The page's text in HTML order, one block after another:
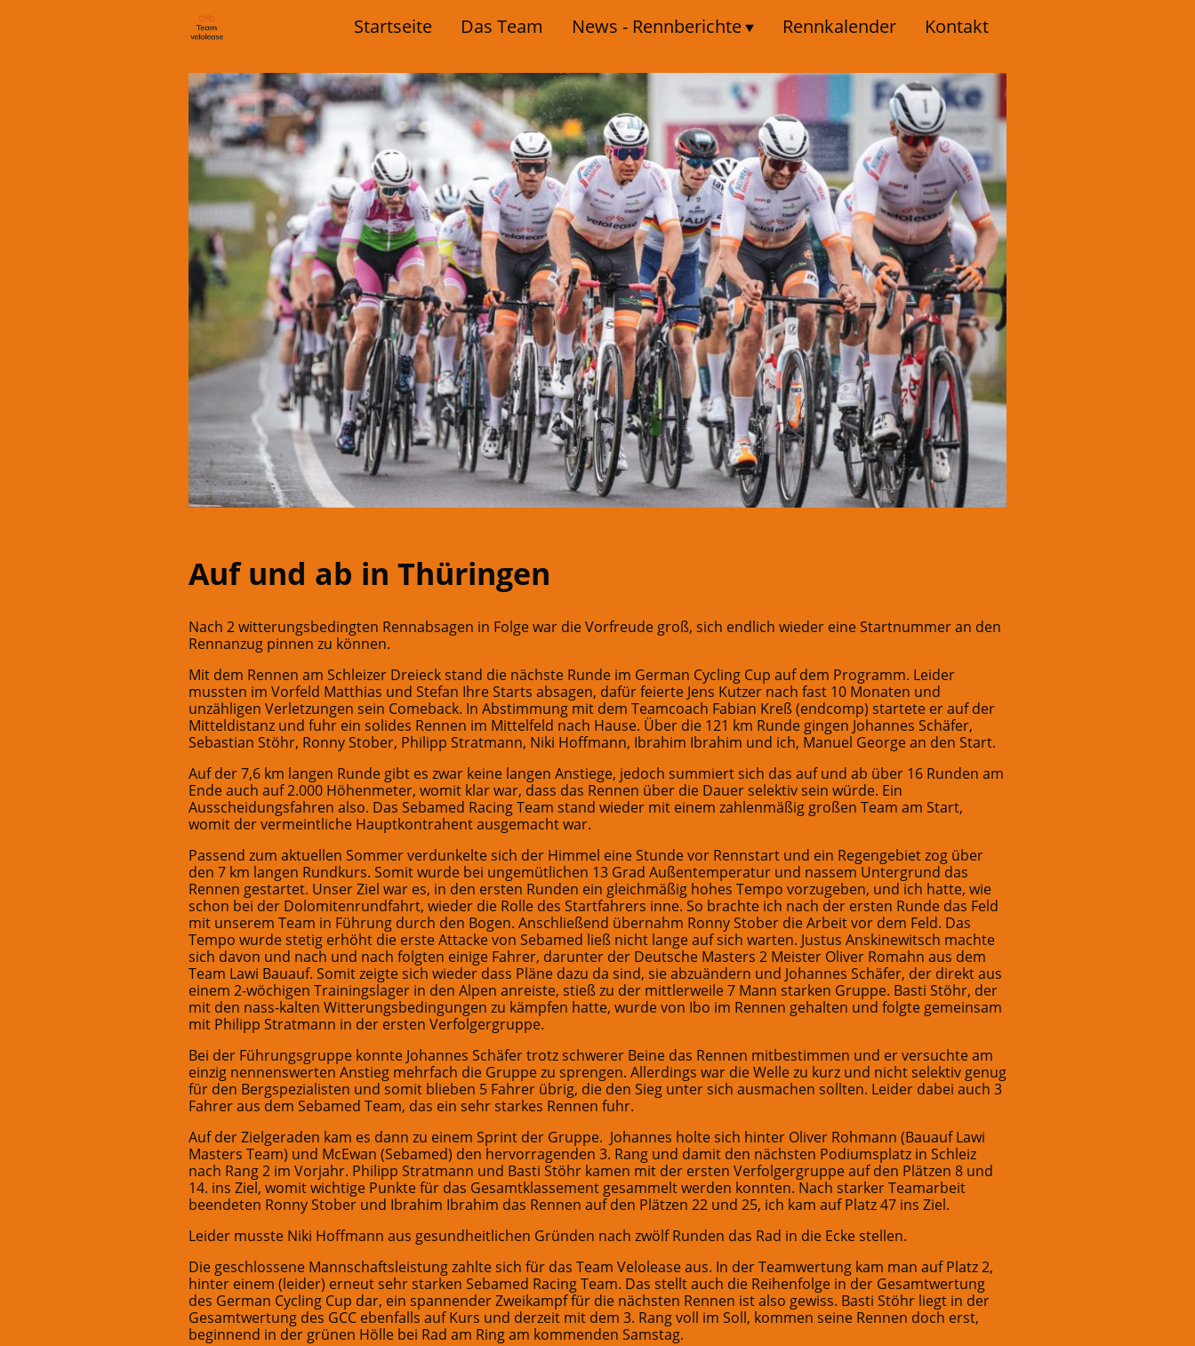
Startseite Das Team News - Rennberichte Rennkalender Kontakt
Auf und ab in Thüringen
Nach 2 witterungsbedingten Rennabsagen in Folge war die Vorfreude groß, sich endlich wieder eine Startnummer an den
Rennanzug pinnen zu können.
Mit dem Rennen am Schleizer Dreieck stand die nächste Runde im German Cycling Cup auf dem Programm. Leider
mussten im Vorfeld Matthias und Stefan Ihre Starts absagen, dafür feierte Jens Kutzer nach fast 10 Monaten und
unzähligen Verletzungen sein Comeback. In Abstimmung mit dem Teamcoach Fabian Kreß (endcomp) startete er auf der
Mitteldistanz und fuhr ein solides Rennen im Mittelfeld nach Hause. Über die 121 km Runde gingen Johannes Schäfer,
Sebastian Stöhr, Ronny Stober, Philipp Stratmann, Niki Hoffmann, Ibrahim Ibrahim und ich, Manuel George an den Start.
Auf der 7,6 km langen Runde gibt es zwar keine langen Anstiege, jedoch summiert sich das auf und ab über 16 Runden am
Ende auch auf 2.000 Höhenmeter, womit klar war, dass das Rennen über die Dauer selektiv sein würde. Ein
Ausscheidungsfahren also. Das Sebamed Racing Team stand wieder mit einem zahlenmäßig großen Team am Start,
womit der vermeintliche Hauptkontrahent ausgemacht war.
Passend zum aktuellen Sommer verdunkelte sich der Himmel eine Stunde vor Rennstart und ein Regengebiet zog über
den 7 km langen Rundkurs. Somit wurde bei ungemütlichen 13 Grad Außentemperatur und nassem Untergrund das
Rennen gestartet. Unser Ziel war es, in den ersten Runden ein gleichmäßig hohes Tempo vorzugeben, und ich hatte, wie
schon bei der Dolomitenrundfahrt, wieder die Rolle des Startfahrers inne. So brachte ich nach der ersten Runde das Feld
mit unserem Team in Führung durch den Bogen. Anschließend übernahm Ronny Stober die Arbeit vor dem Feld. Das
Tempo wurde stetig erhöht die erste Attacke von Sebamed ließ nicht lange auf sich warten. Justus Anskinewitsch machte
sich davon und nach und nach folgten einige Fahrer, darunter der Deutsche Masters 2 Meister Oliver Romahn aus dem
Team Lawi Bauauf. Somit zeigte sich wieder dass Pläne dazu da sind, sie abzuändern und Johannes Schäfer, der direkt aus
einem 2-wöchigen Trainingslager in den Alpen anreiste, stieß zu der mittlerweile 7 Mann starken Gruppe. Basti Stöhr, der
mit den nass-kalten Witterungsbedingungen zu kämpfen hatte, wurde von Ibo im Rennen gehalten und folgte gemeinsam
mit Philipp Stratmann in der ersten Verfolgergruppe.
Bei der Führungsgruppe konnte Johannes Schäfer trotz schwerer Beine das Rennen mitbestimmen und er versuchte am
einzig nennenswerten Anstieg mehrfach die Gruppe zu sprengen. Allerdings war die Welle zu kurz und nicht selektiv genug
für den Bergspezialisten und somit blieben 5 Fahrer übrig, die den Sieg unter sich ausmachen sollten. Leider dabei auch 3
Fahrer aus dem Sebamed Team, das ein sehr starkes Rennen fuhr.
Auf der Zielgeraden kam es dann zu einem Sprint der Gruppe. Johannes holte sich hinter Oliver Rohmann (Bauauf Lawi
Masters Team) und McEwan (Sebamed) den hervorragenden 3. Rang und damit den nächsten Podiumsplatz in Schleiz
nach Rang 2 im Vorjahr. Philipp Stratmann und Basti Stöhr kamen mit der ersten Verfolgergruppe auf den Plätzen 8 und
14. ins Ziel, womit wichtige Punkte für das Gesamtklassement gesammelt werden konnten. Nach starker Teamarbeit
beendeten Ronny Stober und Ibrahim Ibrahim das Rennen auf den Plätzen 22 und 25, ich kam auf Platz 47 ins Ziel.
Leider musste Niki Hoffmann aus gesundheitlichen Gründen nach zwölf Runden das Rad in die Ecke stellen.
Die geschlossene Mannschaftsleistung zahlte sich für das Team Velolease aus. In der Teamwertung kam man auf Platz 2,
hinter einem (leider) erneut sehr starken Sebamed Racing Team. Das stellt auch die Reihenfolge in der Gesamtwertung
des German Cycling Cup dar, ein spannender Zweikampf für die nächsten Rennen ist also gewiss. Basti Stöhr liegt in der
Gesamtwertung des GCC ebenfalls auf Kurs und derzeit mit dem 3. Rang voll im Soll, kommen seine Rennen doch erst,
beginnend in der grünen Hölle bei Rad am Ring am kommenden Samstag.